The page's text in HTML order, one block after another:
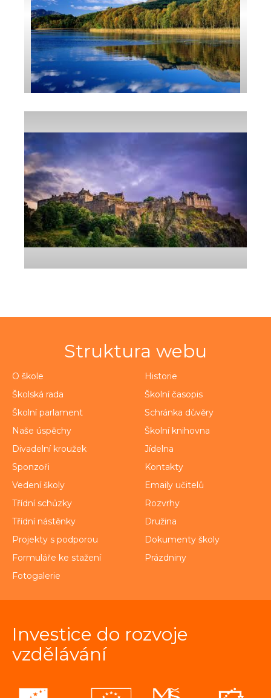
Struktura webu
O škole
Historie
Školská rada
Školní časopis
Školní parlament
Schránka důvěry
Naše úspěchy
Školní knihovna
Divadelní kroužek
Jídelna
Sponzoři
Kontakty
Vedení školy
Emaily učitelů
Třídní schůzky
Rozvrhy
Třídní nástěnky
Družina
Projekty s podporou
Dokumenty školy
Formuláře ke stažení
Prázdniny
Fotogalerie
Investice do rozvoje
vzdělávání